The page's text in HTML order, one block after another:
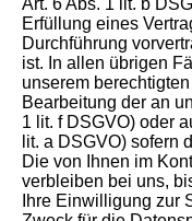
Art. 6 Abs. 1 lit. b
Erfüllung eines
Durchführung
ist. In allen übrigen
unserem
Bearbeitung der an
1 lit. f DSGVO) oder
lit. a DSGVO) sofern
Die von Ihnen im
verbleiben bei uns,
Ihre Einwilligung zur